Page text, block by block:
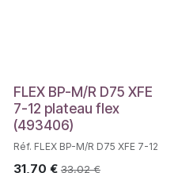
FLEX BP-M/R D75 XFE
7-12 plateau flex
(493406)
Réf. FLEX BP-M/R D75 XFE 7-12
31,70 € 33,02€